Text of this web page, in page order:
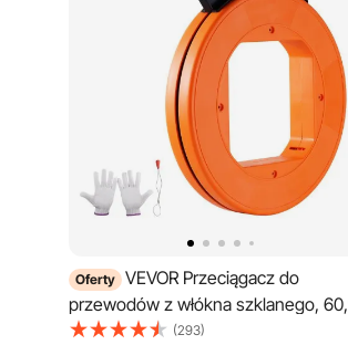
Oferty VEVOR Przeciągacz do
przewodów z włókna szklanego,
m x 4,7 mm, z zoptymalizowaną
(293)